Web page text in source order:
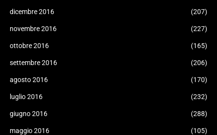
dicembre 2016 (207)
novembre 2016 (227)
ottobre 2016 (165)
settembre 2016 (206)
agosto 2016 (170)
luglio 2016 (232)
giugno 2016 (288)
maggio 2016 (105)